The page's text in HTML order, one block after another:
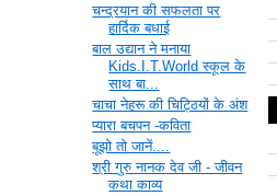
चन्द्रयान की सफलता पर
हार्दिक बधाई
बाल उद्यान ने मनाया
Kids.I.T.World स्कूल के
साथ बा...
चाचा नेहरू की चिट्ठियों के अंश
प्यारा बचपन -कविता
बूझो तो जानें....
श्री गुरु नानक देव जी - जीवन
कथा काव्य